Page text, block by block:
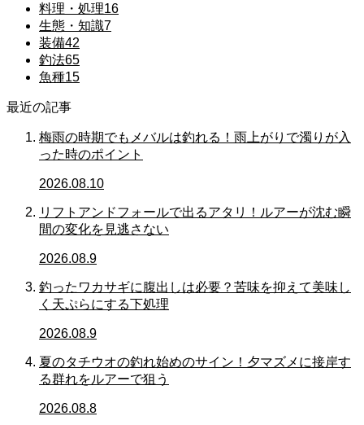
料理・処理16
生態・知識7
装備42
釣法65
魚種15
最近の記事
梅雨の時期でもメバルは釣れる！雨上がりで濁りが入
った時のポイント
2026.08.10
リフトアンドフォールで出るアタリ！ルアーが沈む瞬
間の変化を見逃さない
2026.08.9
釣ったワカサギに腹出しは必要？苦味を抑えて美味し
く天ぷらにする下処理
2026.08.9
夏のタチウオの釣れ始めのサイン！夕マズメに接岸す
る群れをルアーで狙う
2026.08.8